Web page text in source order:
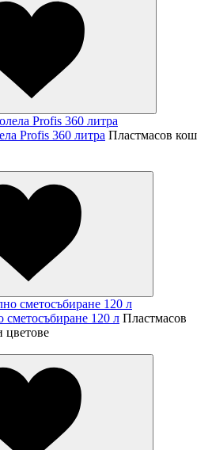
Profis 360 литра Пластмасов кош
сметосъбиране 120 л Пластмасов
цветове